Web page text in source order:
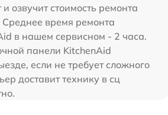
озвучит стоимость ремонта
время ремонта
в нашем сервисном - 2 часа.
панели KitchenAid
если не требует сложного
доставит технику в сц